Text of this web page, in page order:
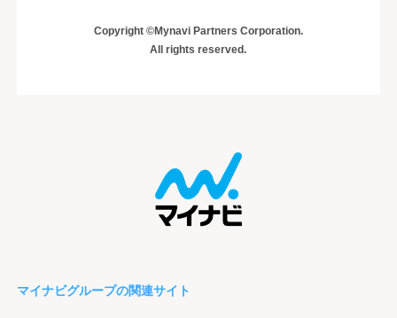
Copyright ©Mynavi Partners Corporation.
All rights reserved.
マイナビグループの関連サイト